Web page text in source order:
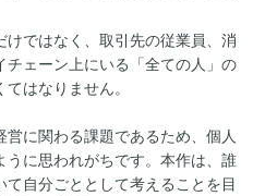
ではなく、取引先の従業員、消
チェーン上にいる「全ての人」の
はなりません。
営に関わる課題であるため、個人
うに思われがちです。本作は、誰
自分ごととして考えることを目